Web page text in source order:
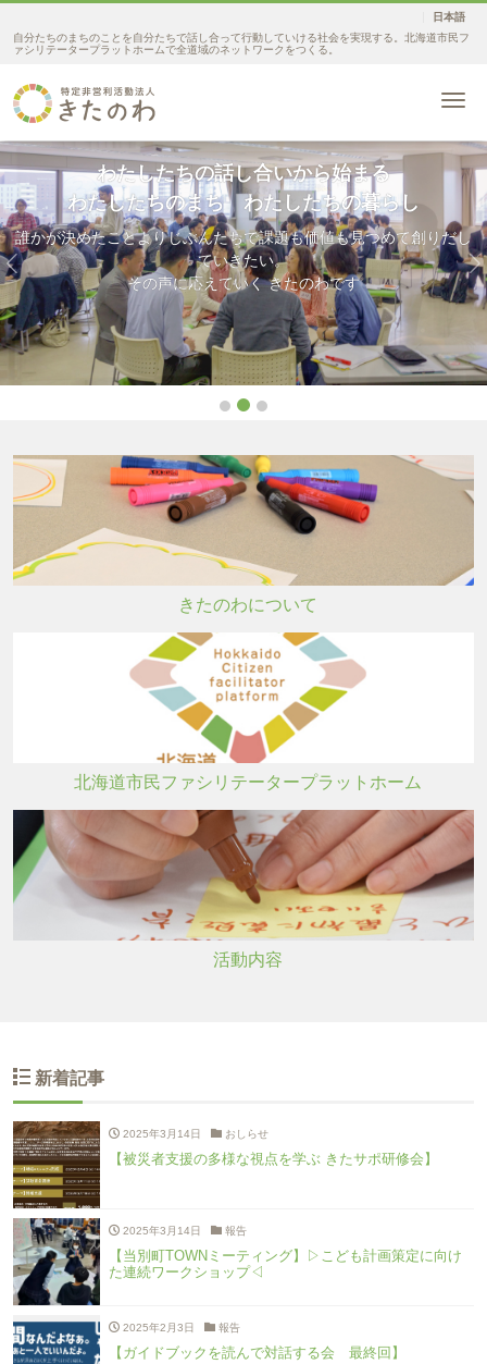
日本語
自分たちのまちのことを自分たちで話し合って行動していける社会を実現する。北海道市民フ
ァシリテータープラットホームで全道域のネットワークをつくる。
Previous
わたしたちの話し合いから始まる
わたしたちのまち わたしたちの暮らし
誰かが決めたことよりじぶんたちで課題も価値も見つめて創りだし
ていきたい。
その声に応えていく きたのわです
きたのわについて
北海道市民ファシリテータープラットホーム
活動内容
新着記事
2025年3月14日 おしらせ
【被災者支援の多様な視点を学ぶ きたサポ研修会】
2025年3月14日 報告
【当別町TOWNミーティング】▷こども計画策定に向け
た連続ワークショップ◁
2025年2月3日 報告
【ガイドブックを読んで対話する会 最終回】